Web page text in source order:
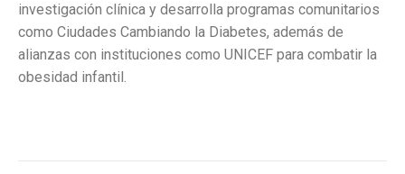
investigación clínica y desarrolla programas comunitarios
como Ciudades Cambiando la Diabetes, además de
alianzas con instituciones como UNICEF para combatir la
obesidad infantil.